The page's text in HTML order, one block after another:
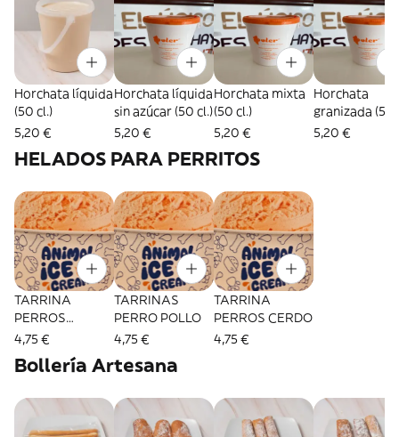
Horchata líquida
(50 cl.)
5,20 €
Horchata líquida
sin azúcar (50 cl.)
5,20 €
Horchata mixta
(50 cl.)
5,20 €
Horchata
granizada
5,20 €
HELADOS PARA PERRITOS
TARRINA
PERROS
SALMON
4,75 €
TARRINAS
PERRO POLLO
4,75 €
TARRINA
PERROS CERDO
4,75 €
Bollería Artesana